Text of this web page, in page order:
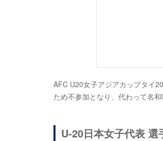
AFC U20女子アジアカップタイ
ため不参加となり、代わって名
U-20日本女子代表 選